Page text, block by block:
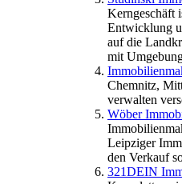
Kerngeschäft
Entwicklung
auf die
mit
Chemnitz,
verwalten
Wöber
Leipziger
den Verkauf
321DEIN